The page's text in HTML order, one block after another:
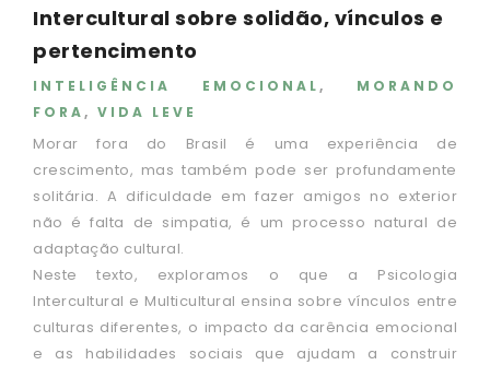
Intercultural sobre solidão, vínculos e
pertencimento
INTELIGÊNCIA EMOCIONAL, MORANDO
FORA, VIDA LEVE
Morar fora do Brasil é uma experiência de
crescimento, mas também pode ser profundamente
solitária. A dificuldade em fazer amigos no exterior
não é falta de simpatia, é um processo natural de
adaptação cultural.
Neste texto, exploramos o que a Psicologia
Intercultural e Multicultural ensina sobre vínculos entre
culturas diferentes, o impacto da carência emocional
e as habilidades sociais que ajudam a construir